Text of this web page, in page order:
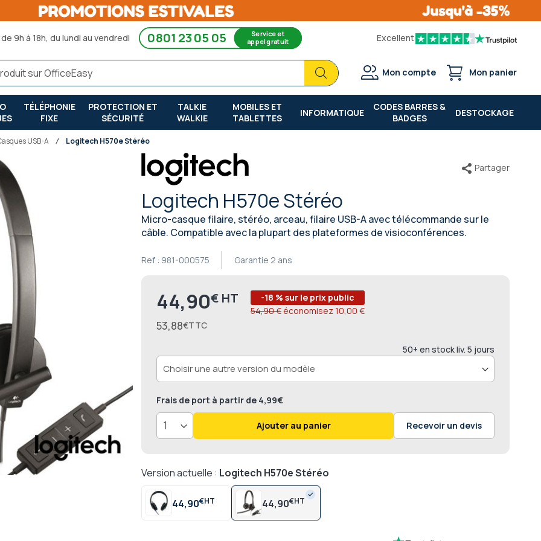
9h à 18h, du lundi au vendredi 0801 23 05 05 Service et
appel gratuit Excellent
Chercher
Chercher
Mon compte Mon panier
TÉLÉPHONIE
FIXE
PROTECTION ET
SÉCURITÉ
TALKIE
WALKIE
MOBILES ET
TABLETTES
INFORMATIQUE
CODES BARRES &
BADGES
DESTOCKAGE
USB-A Logitech H570e Stéréo
Logitech H570e Stéréo
Micro-casque filaire, stéréo, arceau, filaire USB-A avec télécommande sur le
câble. Compatible avec la plupart des plateformes de visioconférences.
Garantie 2 ans
Ref : 981-000575
Partager
Prix
44,90€
53,88€
-18 % sur le prix public
54,90 € économisez10,00 €
50+ en stock liv. 5 jours
Frais de port à partir de 4,99€
Ajouter au panier Recevoir un devis
Version actuelle : Logitech H570e Stéréo
44,90€ 44,90€